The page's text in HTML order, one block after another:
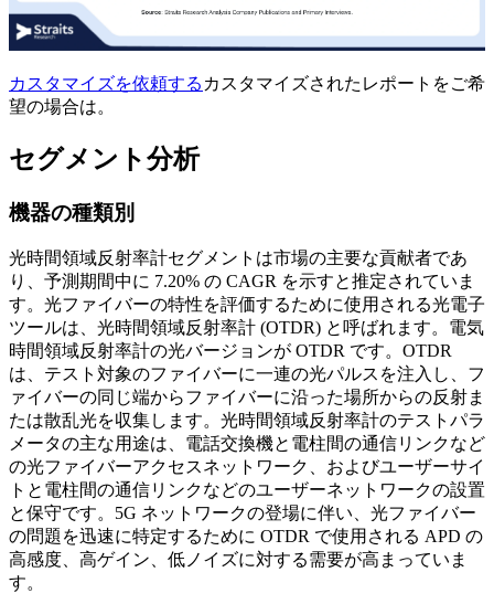
カスタマイズを依頼する カスタマイズされたレポートをご希
望の場合は。
セグメント分析
機器の種類別
光時間領域反射率計セグメントは市場の主要な貢献者であ
り、予測期間中に 7.20% の CAGR を示すと推定されていま
す。光ファイバーの特性を評価するために使用される光電子
ツールは、光時間領域反射率計 (OTDR) と呼ばれます。電気
時間領域反射率計の光バージョンが OTDR です。OTDR
は、テスト対象のファイバーに一連の光パルスを注入し、フ
ァイバーの同じ端からファイバーに沿った場所からの反射ま
たは散乱光を収集します。光時間領域反射率計のテストパラ
メータの主な用途は、電話交換機と電柱間の通信リンクなど
の光ファイバーアクセスネットワーク、およびユーザーサイ
トと電柱間の通信リンクなどのユーザーネットワークの設置
と保守です。5G ネットワークの登場に伴い、光ファイバー
の問題を迅速に特定するために OTDR で使用される APD の
高感度、高ゲイン、低ノイズに対する需要が高まっていま
す。